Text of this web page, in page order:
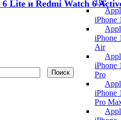
iPhone
iPhone
Air
iPhone
Pro
iPhone
Pro
6 Lite и Redmi Watch 6
Поиск